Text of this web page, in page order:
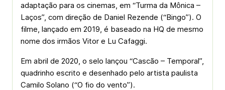
adaptação para os cinemas, em “Turma da Mônica –
Laços”, com direção de Daniel Rezende (“Bingo”). O
filme, lançado em 2019, é baseado na HQ de mesmo
nome dos irmãos Vitor e Lu Cafaggi.
Em abril de 2020, o selo lançou “Cascão – Temporal”,
quadrinho escrito e desenhado pelo artista paulista
Camilo Solano (“O fio do vento”).